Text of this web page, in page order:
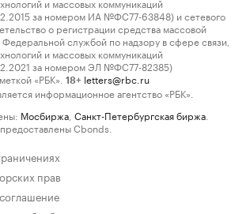
и массовых коммуникаций
за номером ИА №ФС77-63848) и сетевого
о регистрации средства массовой
службой по надзору в сфере связи,
и массовых коммуникаций
за номером ЭЛ №ФС77-82385)
«РБК».
18+ letters@rbc.ru
информационное агентство «РБК».
Мосбиржа Санкт-Петербургская биржа
Cbonds.
прав